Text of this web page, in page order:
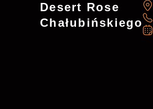
Desert Rose
Chałubińskiego